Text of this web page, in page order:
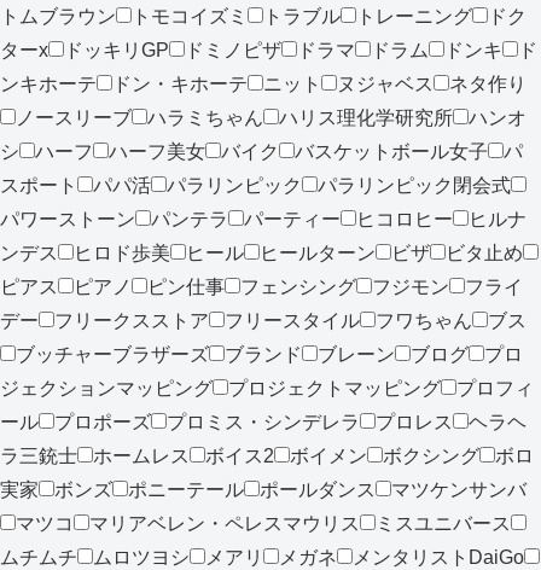
トムブラウン
トモコイズミ トラブル トレーニング
ドク
ターx
ドッキリGP ドミノピザ ドラマ ドラム ドンキ
ド
ンキホーテ
ドン・キホーテ ニット ヌジャベス
ネタ作り
ノースリーブ
ハラミちゃん ハリス理化学研究所
ハンオ
シ
ハーフ ハーフ美女 バイク バスケットボール女子
パ
スポート
パパ活 パラリンピック
パラリンピック閉会式
パワーストーン
パンテラ パーティー ヒコロヒー
ヒルナ
ンデス
ヒロド歩美 ヒール ヒールターン ビザ
ビタ止め
ピアス
ピアノ ピン仕事 フェンシング フジモン
フライ
デー
フリークスストア フリースタイル フワちゃん
ブス
ブッチャーブラザーズ
ブランド ブレーン ブログ
プロ
ジェクションマッピング
プロジェクトマッピング
プロフィ
ール
プロポーズ プロミス・シンデレラ プロレス
ヘラヘ
ラ三銃士
ホームレス ボイス2 ボイメン ボクシング
ボロ
実家
ボンズ ポニーテール ポールダンス
マツケンサンバ
マツコ
マリアベレン・ペレスマウリス
ミスユニバース
ムチムチ
ムロツヨシ メアリ メガネ
メンタリストDaiGo